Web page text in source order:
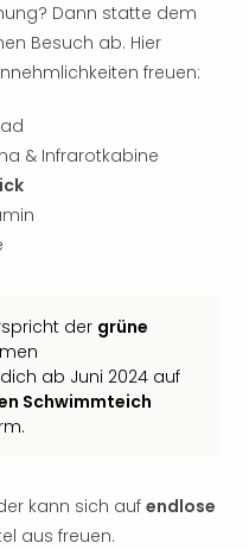
Dann statte dem
Besuch ab. Hier
freuen:
& Infrarotkabine
der grüne
ab Juni 2024 auf
Schwimmteich
kann sich auf endlose
aus freuen.